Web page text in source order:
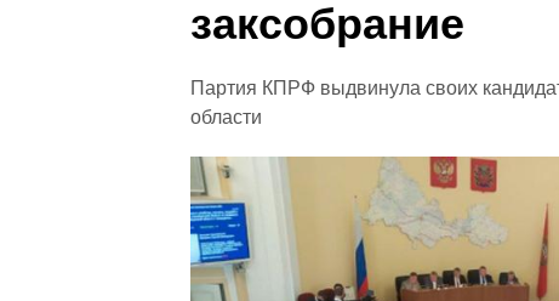
заксобрание
Партия КПРФ выдвинула своих
области